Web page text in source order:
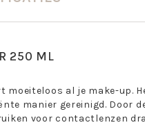
250 ML
moeiteloos al je make-up.
manier gereinigd. Door
voor contactlenzen